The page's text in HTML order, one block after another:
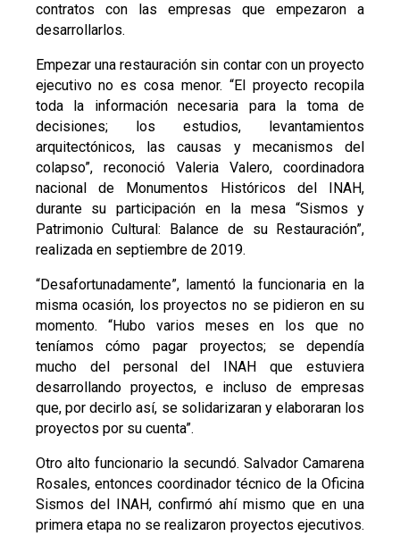
contratos con las empresas que empezaron a
desarrollarlos.
Empezar una restauración sin contar con un proyecto
ejecutivo no es cosa menor. “El proyecto recopila
toda la información necesaria para la toma de
decisiones; los estudios, levantamientos
arquitectónicos, las causas y mecanismos del
colapso”, reconoció Valeria Valero, coordinadora
nacional de Monumentos Históricos del INAH,
durante su participación en la mesa “Sismos y
Patrimonio Cultural: Balance de su Restauración”,
realizada en septiembre de 2019.
“Desafortunadamente”, lamentó la funcionaria en la
misma ocasión, los proyectos no se pidieron en su
momento. “Hubo varios meses en los que no
teníamos cómo pagar proyectos; se dependía
mucho del personal del INAH que estuviera
desarrollando proyectos, e incluso de empresas
que, por decirlo así, se solidarizaran y elaboraran los
proyectos por su cuenta”.
Otro alto funcionario la secundó. Salvador Camarena
Rosales, entonces coordinador técnico de la Oficina
Sismos del INAH, confirmó ahí mismo que en una
primera etapa no se realizaron proyectos ejecutivos.